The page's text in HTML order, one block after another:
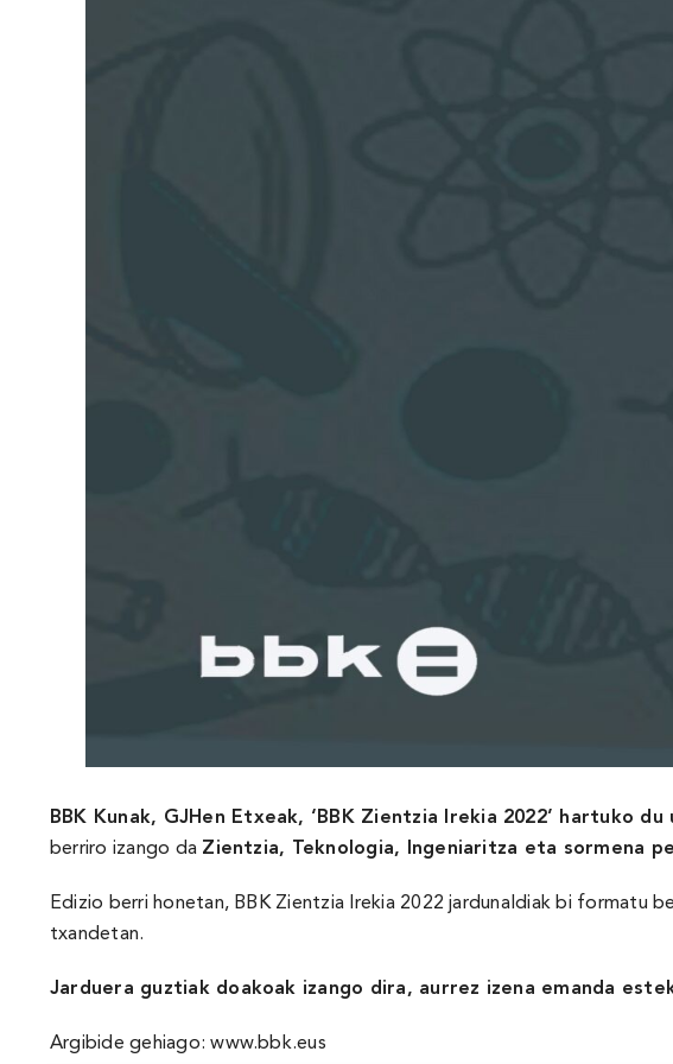
BBK Kunak, GJHen Etxeak, ‘BBK Zientzia Irekia 2022’ hartuko
berriro izango da Zientzia, Teknologia, Ingeniaritza eta sormena
Edizio berri honetan, BBK Zientzia Irekia 2022 jardunaldiak bi formatu
txandetan.
Jarduera guztiak doakoak izango dira, aurrez izena emanda
Argibide gehiago:www.bbk.eus